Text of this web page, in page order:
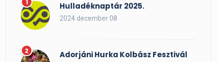
Hulladéknaptár 2025.
2024 december 08
Adorjáni Hurka Kolbász Fesztivál